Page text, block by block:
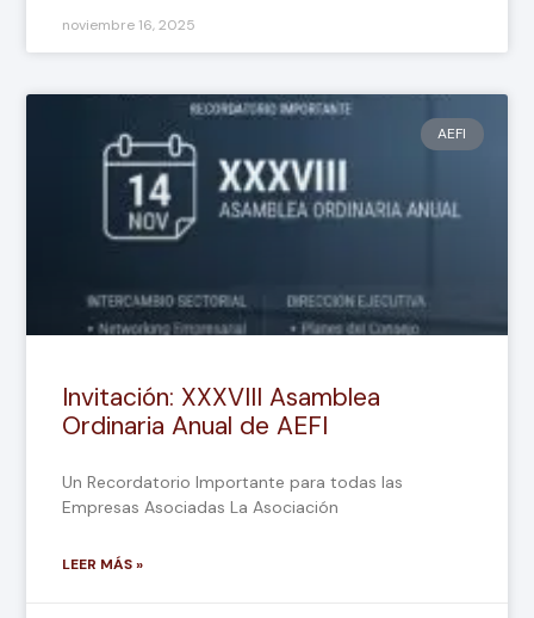
noviembre 16, 2025
AEFI
Invitación: XXXVIII Asamblea
Ordinaria Anual de AEFI
Un Recordatorio Importante para todas las
Empresas Asociadas La Asociación
LEER MÁS »